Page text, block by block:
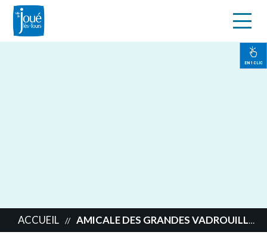
EN 1 CLIC
ACCUEIL // AMICALE DES GRANDES VADROUILLES